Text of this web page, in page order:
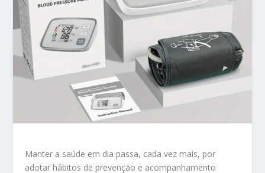
Manter a saúde em dia passa, cada vez mais, por
adotar hábitos de prevenção e acompanhamento